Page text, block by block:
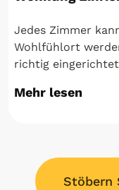
Jedes Zimmer
Wohlfühlort
richtig
Mehr lesen
Stöbern